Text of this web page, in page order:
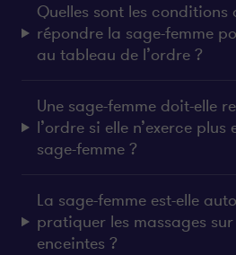
Quelles sont les conditions
répondre la sage-femme
au tableau de l’ordre ?
Une sage-femme doit-elle
l’ordre si elle n’exerce
sage-femme ?
La sage-femme est-elle
pratiquer les massages sur
enceintes ?